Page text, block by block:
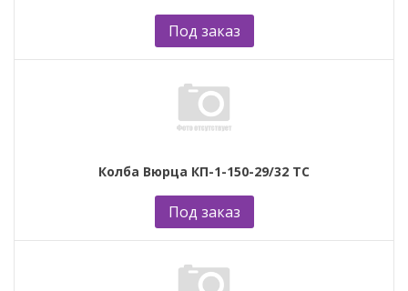
Под заказ
Колба Вюрца КП-1-150-29/32 ТС
Под заказ